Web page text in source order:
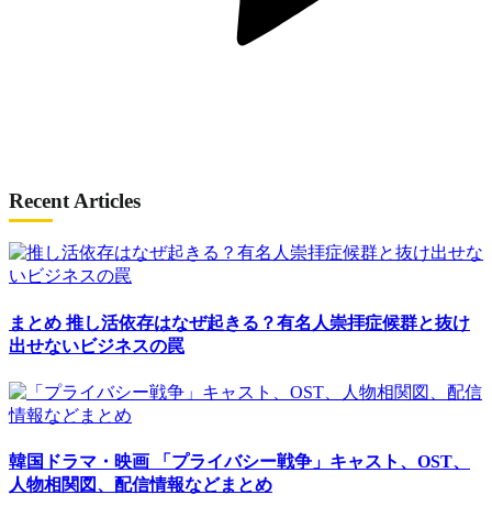
Recent Articles
まとめ 推し活依存はなぜ起きる？有名人崇拝症候群と抜け
出せないビジネスの罠
韓国ドラマ・映画 「プライバシー戦争」キャスト、OST、
人物相関図、配信情報などまとめ